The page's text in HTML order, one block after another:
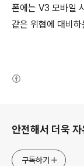
폰에는 V3 모바일
같은 위협에 대비
안전해서 더욱
구독하기